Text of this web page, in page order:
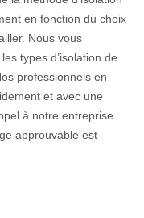
en fonction du choix
Nous vous
types d’isolation de
professionnels en
et avec une
à notre entreprise
approuvable est